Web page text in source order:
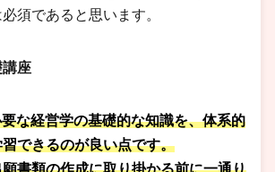
須であると思います。
座
な経営学の基礎的な知識を、体系的
できるのが良い点です。